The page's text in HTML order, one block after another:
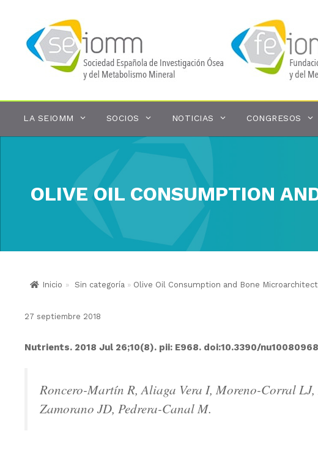
contenido
LA SEIOMM SOCIOS NOTICIAS CONGRESOS
OLIVE OIL CONSUMPTION
Inicio » Sin categoría » Olive Oil Consumption and Bone
27 septiembre 2018
Nutrients. 2018 Jul 26;10(8). pii: E968. doi:10.3390/
Roncero-Martín R, Aliaga Vera I, Moreno-Corral
Zamorano JD, Pedrera-Canal M.